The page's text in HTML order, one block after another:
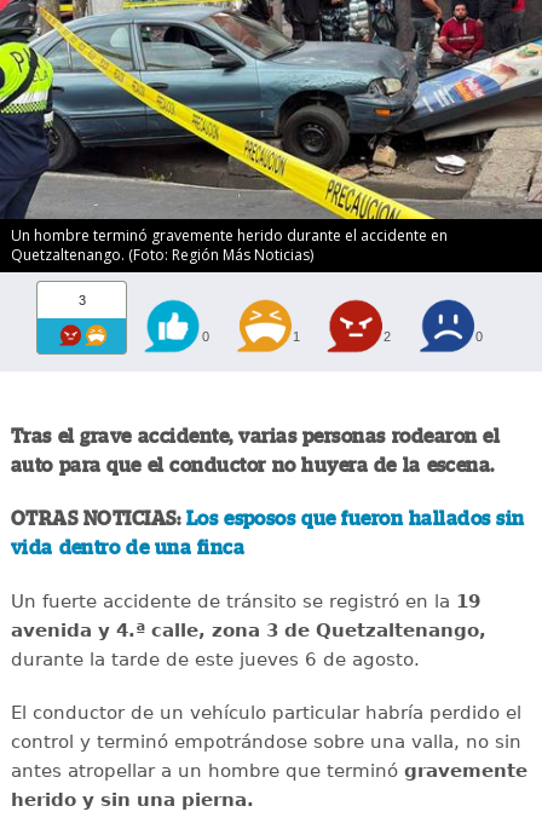
Un hombre terminó gravemente herido durante el accidente en
Quetzaltenango. (Foto: Región Más Noticias)
3
0 1 2 0
Tras el grave accidente, varias personas rodearon el
auto para que el conductor no huyera de la escena.
OTRAS NOTICIAS: Los esposos que fueron hallados sin
vida dentro de una finca
Un fuerte accidente de tránsito se registró en la 19
avenida y 4.ª calle, zona 3 de Quetzaltenango,
durante la tarde de este jueves 6 de agosto.
El conductor de un vehículo particular habría perdido el
control y terminó empotrándose sobre una valla, no sin
antes atropellar a un hombre que terminó gravemente
herido y sin una pierna.